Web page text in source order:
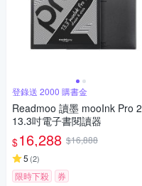
登錄送 2000 購書金
Readmoo 讀墨 mooInk Pro 2
13.3吋電子書閱讀器
$16,288 $16,888
5 (2)
限時下殺 券